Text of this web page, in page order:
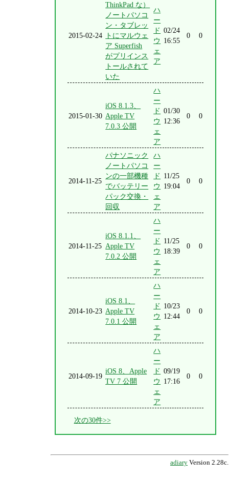
2015-02-24
ThinkPad な）
ノートパソコ
ン・タブレッ
トにマルウェ
ア Superfish
がプリインス
トールされて
いた
ハ
ー
ド
ウ
ェ
ア
02/24
16:55
0 0
2015-01-30
iOS 8.1.3、
Apple TV
7.0.3 公開
ハ
ー
ド
ウ
ェ
ア
01/30
12:36
0 0
2014-11-25
パナソニック
ノートパソコ
ンの一部機種
でバッテリー
パック交換・
回収
ハ
ー
ド
ウ
ェ
ア
11/25
19:04
0 0
2014-11-25
iOS 8.1.1、
Apple TV
7.0.2 公開
ハ
ー
ド
ウ
ェ
ア
11/25
18:39
0 0
2014-10-23
iOS 8.1、
Apple TV
7.0.1 公開
ハ
ー
ド
ウ
ェ
ア
10/23
12:44
0 0
2014-09-19
iOS 8、Apple
TV 7 公開
ハ
ー
ド
ウ
ェ
ア
09/19
17:16
0 0
次の30件>>
adiary Version 2.28c.